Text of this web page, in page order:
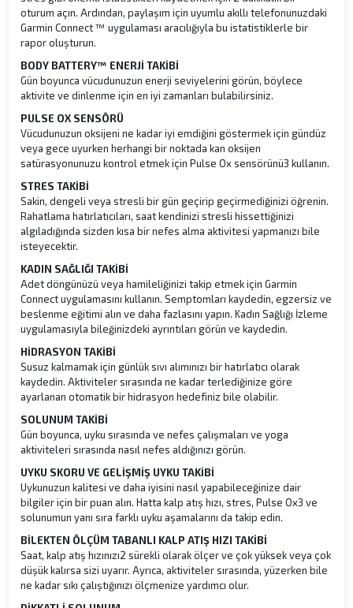
oturum açın. Ardından, paylaşım için uyumlu akıllı telefonunuzdaki
Garmin Connect ™ uygulaması aracılığıyla bu istatistiklerle bir
rapor oluşturun.
BODY BATTERY™ ENERJİ TAKİBİ
Gün boyunca vücudunuzun enerji seviyelerini görün, böylece
aktivite ve dinlenme için en iyi zamanları bulabilirsiniz.
PULSE OX SENSÖRÜ
Vücudunuzun oksijeni ne kadar iyi emdiğini göstermek için gündüz
veya gece uyurken herhangi bir noktada kan oksijen
satürasyonunuzu kontrol etmek için Pulse Ox sensörünü3 kullanın.
STRES TAKİBİ
Sakin, dengeli veya stresli bir gün geçirip geçirmediğinizi öğrenin.
Rahatlama hatırlatıcıları, saat kendinizi stresli hissettiğinizi
algıladığında sizden kısa bir nefes alma aktivitesi yapmanızı bile
isteyecektir.
KADIN SAĞLIĞI TAKİBİ
Adet döngünüzü veya hamileliğinizi takip etmek için Garmin
Connect uygulamasını kullanın. Semptomları kaydedin, egzersiz ve
beslenme eğitimi alın ve daha fazlasını yapın. Kadın Sağlığı İzleme
uygulamasıyla bileğinizdeki ayrıntıları görün ve kaydedin.
HİDRASYON TAKİBİ
Susuz kalmamak için günlük sıvı alımınızı bir hatırlatıcı olarak
kaydedin. Aktiviteler sırasında ne kadar terlediğinize göre
ayarlanan otomatik bir hidrasyon hedefiniz bile olabilir.
SOLUNUM TAKİBİ
Gün boyunca, uyku sırasında ve nefes çalışmaları ve yoga
aktiviteleri sırasında nasıl nefes aldığınızı görün.
UYKU SKORU VE GELİŞMİŞ UYKU TAKİBİ
Uykunuzun kalitesi ve daha iyisini nasıl yapabileceğinize dair
bilgiler için bir puan alın. Hatta kalp atış hızı, stres, Pulse Ox3 ve
solunumun yanı sıra farklı uyku aşamalarını da takip edin.
BİLEKTEN ÖLÇÜM TABANLI KALP ATIŞ HIZI TAKİBİ
Saat, kalp atış hızınızı2 sürekli olarak ölçer ve çok yüksek veya çok
düşük kalırsa sizi uyarır. Ayrıca, aktiviteler sırasında, yüzerken bile
ne kadar sıkı çalıştığınızı ölçmenize yardımcı olur.